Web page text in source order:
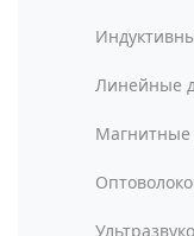
Линейные
Магнитные